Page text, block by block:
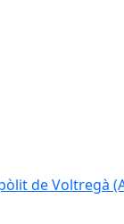
de Voltregà